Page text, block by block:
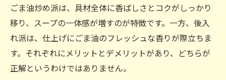
ごま油炒め派は、具材全体に香ばしさとコクがしっかり
移り、スープの一体感が増すのが特徴です。一方、後入
れ派は、仕上げにごま油のフレッシュな香りが際立ちま
す。それぞれにメリットとデメリットがあり、どちらが
正解というわけではありません。